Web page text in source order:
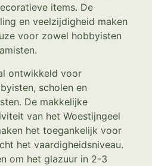
items. De
en veelzijdigheid maken
voor zowel hobbyisten
ontwikkeld voor
scholen en
De makkelijke
van het Woestijngeel
het toegankelijk voor
het vaardigheidsniveau.
om het glazuur in 2-3